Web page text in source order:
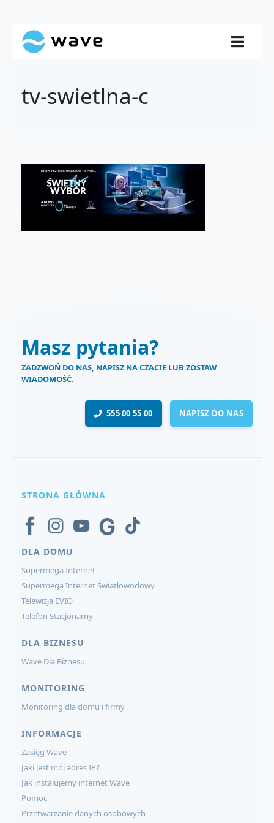
tv-swietlna-c
Masz pytania?
ZADZWOŃ DO NAS, NAPISZ NA CZACIE LUB ZOSTAW
WIADOMOŚĆ.
555 00 55 00 NAPISZ DO NAS
STRONA GŁÓWNA
DLA DOMU
Supermega Internet
Supermega Internet Światłowodowy
Telewizja EVIO
Telefon Stacjonarny
DLA BIZNESU
Wave Dla Biznesu
MONITORING
Monitoring dla domu i firmy
INFORMACJE
Zasięg Wave
Jaki jest mój adres IP?
Jak instalujemy internet Wave
Pomoc
Przetwarzanie danych osobowych